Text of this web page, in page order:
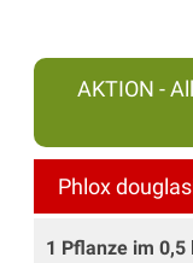
AKTION -
Phlox
1 Pflanze im